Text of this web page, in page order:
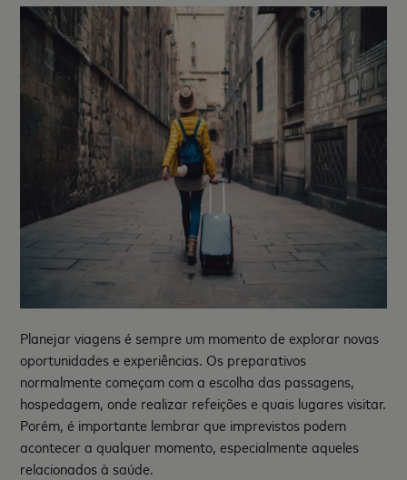
Planejar viagens é sempre um momento de explorar novas
oportunidades e experiências. Os preparativos
normalmente começam com a escolha das passagens,
hospedagem, onde realizar refeições e quais lugares visitar.
Porém, é importante lembrar que imprevistos podem
acontecer a qualquer momento, especialmente aqueles
relacionados à saúde.